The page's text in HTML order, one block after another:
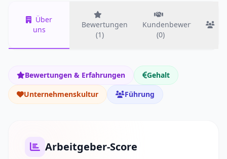
Über
uns
Bewertungen
(1)
Kundenbewertungen
(0)
Bewertungen & Erfahrungen
Gehalt
Unternehmenskultur
Führung
Arbeitgeber-Score